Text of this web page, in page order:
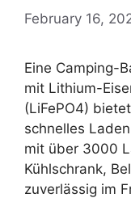
February 16,
Eine Camping-
mit Lithium-
(LiFePO4)
schnelles
mit über 3000
Kühlschrank,
zuverlässig im